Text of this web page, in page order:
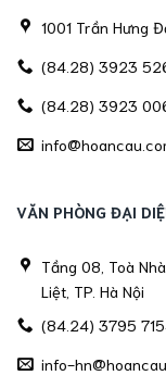
1001 Trần Hưng
(84.28) 3923
(84.28) 3923
VĂN PHÒNG ĐẠI
Tầng 08, Toà
Liệt, TP. Hà Nội
(84.24) 3795
info-